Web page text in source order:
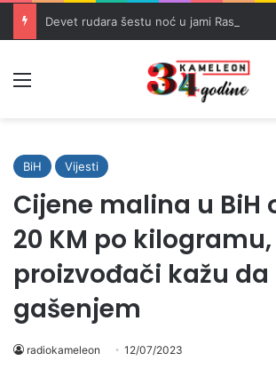
BiH Vijesti
Cijene malina u BiH
20 KM po kilogramu,
proizvođači kažu da
gašenjem
radiokameleon 12/07/2023